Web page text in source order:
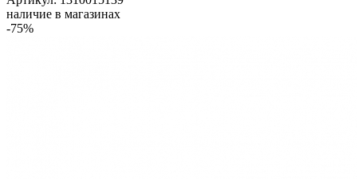
наличие в магазинах
-75%